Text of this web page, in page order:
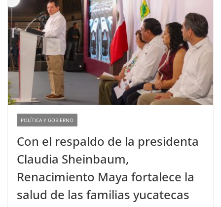
POLÍTICA Y GOBIERNO
Con el respaldo de la presidenta
Claudia Sheinbaum,
Renacimiento Maya fortalece la
salud de las familias yucatecas